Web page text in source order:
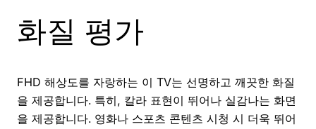
화질 평가
FHD 해상도를 자랑하는 이 TV는 선명하고 깨끗한 화질
을 제공합니다. 특히, 칼라 표현이 뛰어나 실감나는 화면
을 제공합니다. 영화나 스포츠 콘텐츠 시청 시 더욱 뛰어